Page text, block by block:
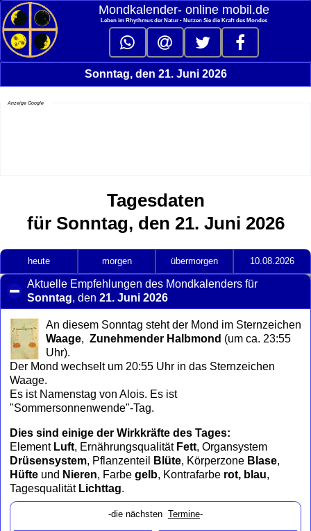
Mondkalender‑ online mobil.de
Leben im Rhythmus der Natur - Nutzen Sie die Kraft des Mondes
Sonntag, den 21. Juni 2026
Anzeige Google
Tagesdaten
für Sonntag, den 21. Juni 2026
heute morgen übermorgen 10.08.2026
Aktuelle Empfehlungen des Mondkalenders für
Sonntag, den21. Juni 2026
to
collapse
contents
An diesem Sonntag steht der Mond im Sternzeichen
Waage, Zunehmender Halbmond (um ca. 23:55
Uhr).
Der Mond wechselt um 20:55 Uhr in das Sternzeichen
Waage.
Es ist Namenstag von Alois. Es ist
"Sommersonnenwende"-Tag.
Dies sind einige der Wirkkräfte des Tages:
Element Luft, Ernährungsqualität Fett, Organsystem
Drüsensystem, Pflanzenteil Blüte, Körperzone Blase,
Hüfte und Nieren, Farbe gelb, Kontrafarbe rot, blau,
Tagesqualität Lichttag.
-die nächsten Termine-